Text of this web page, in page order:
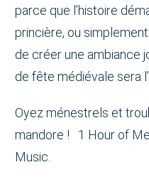
parce que l’histoire
princière, ou
de créer une ambiance
de fête médiévale sera
Oyez ménestrels et
mandore ! 1 Hour of
Music.